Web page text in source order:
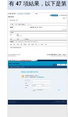
有 47 項結果，以下是第